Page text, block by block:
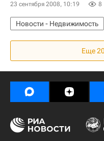
23 сентября 2008, 10:19 8
Новости - Недвижимость
Коммерческая
Еще